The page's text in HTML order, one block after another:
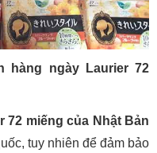
hàng ngày Laurier 72
72 miếng của Nhật Bản
tuy nhiên để đảm bảo